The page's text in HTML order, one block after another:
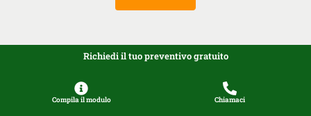
Richiedi il tuo preventivo gratuito
Compila il modulo Chiamaci